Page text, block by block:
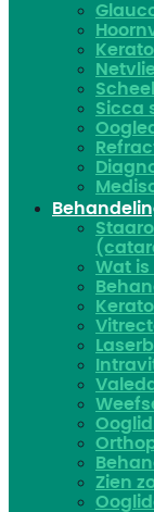
Sicca
Wat
Zien